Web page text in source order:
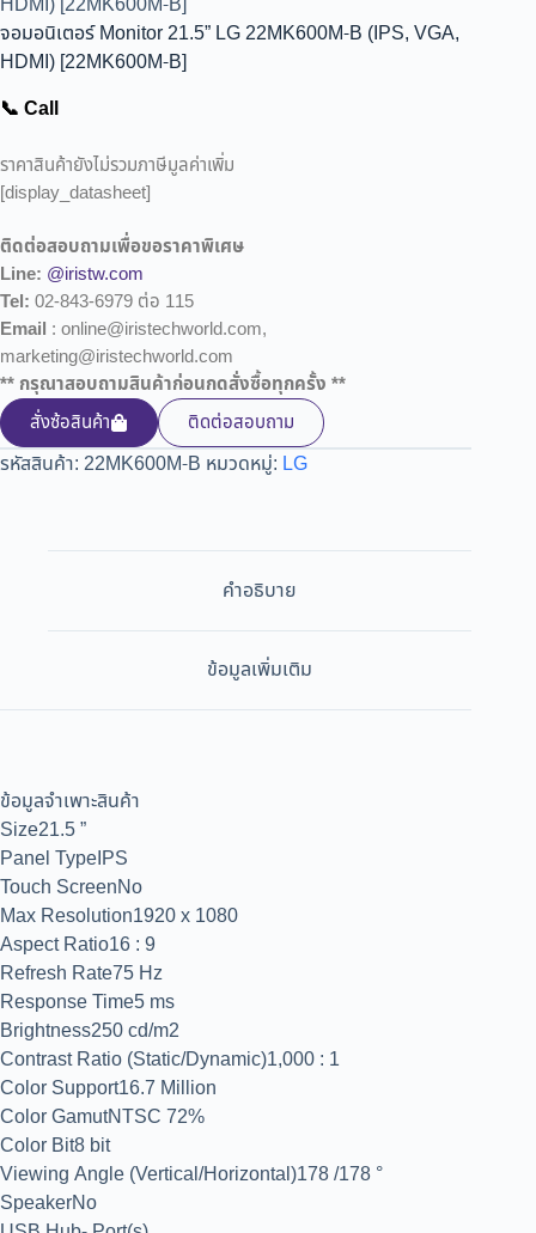
จอมอนิเตอร์ Monitor 21.5” LG 22MK600M-B (IPS, VGA,
HDMI) [22MK600M-B]
📞 Call
ราคาสินค้ายังไม่รวมภาษีมูลค่าเพิ่ม
[display_datasheet]
ติดต่อสอบถามเพื่อขอราคาพิเศษ
Line: @iristw.com
Tel: 02-843-6979 ต่อ 115
Email : online@iristechworld.com,
marketing@iristechworld.com
** กรุณาสอบถามสินค้าก่อนกดสั่งซื้อทุกครั้ง **
สั่งซ้อสินค้า
ติดต่อสอบถาม
รหัสสินค้า: 22MK600M-B หมวดหมู่: LG
คำอธิบาย
ข้อมูลเพิ่มเติม
ข้อมูลจำเพาะสินค้า
Size21.5 ”
Panel TypeIPS
Touch ScreenNo
Max Resolution1920 x 1080
Aspect Ratio16 : 9
Refresh Rate75 Hz
Response Time5 ms
Brightness250 cd/m2
Contrast Ratio (Static/Dynamic)1,000 : 1
Color Support16.7 Million
Color GamutNTSC 72%
Color Bit8 bit
Viewing Angle (Vertical/Horizontal)178 /178 °
SpeakerNo